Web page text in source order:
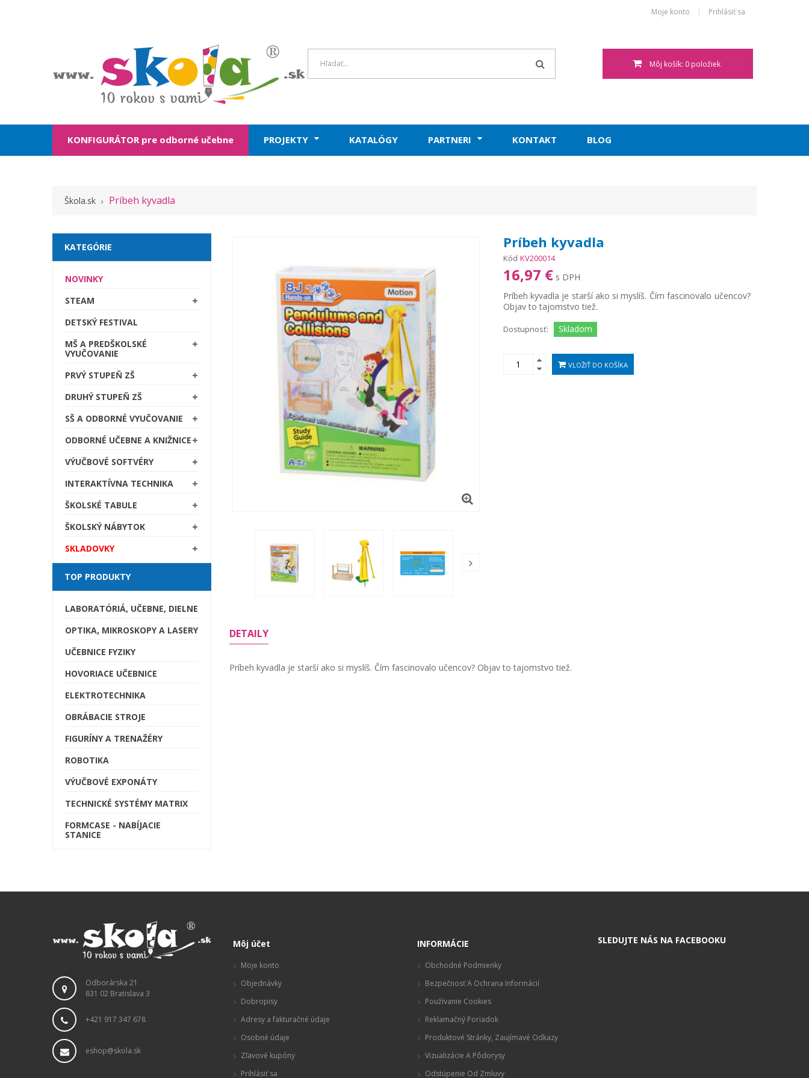
Moje konto Prihlásiť sa
Môj košík: 0 položiek
KONFIGURÁTOR pre odborné učebne PROJEKTY KATALÓGY PARTNERI KONTAKT BLOG
Škola.sk Príbeh kyvadla
KATEGÓRIE
NOVINKY
STEAM
DETSKÝ FESTIVAL
MŠ A PREDŠKOLSKÉ
VYUČOVANIE
PRVÝ STUPEŇ ZŠ
DRUHÝ STUPEŇ ZŠ
SŠ A ODBORNÉ VYUČOVANIE
ODBORNÉ UČEBNE A KNIŽNICE
VÝUČBOVÉ SOFTVÉRY
INTERAKTÍVNA TECHNIKA
ŠKOLSKÉ TABULE
ŠKOLSKÝ NÁBYTOK
SKLADOVKY
TOP PRODUKTY
LABORATÓRIÁ, UČEBNE, DIELNE
OPTIKA, MIKROSKOPY A LASERY
UČEBNICE FYZIKY
HOVORIACE UČEBNICE
ELEKTROTECHNIKA
OBRÁBACIE STROJE
FIGURÍNY A TRENAŽÉRY
ROBOTIKA
VÝUČBOVÉ EXPONÁTY
TECHNICKÉ SYSTÉMY MATRIX
FORMCASE - NABÍJACIE
STANICE
Príbeh kyvadla
Kód KV200014
16,97 € s DPH
Príbeh kyvadla je starší ako si myslíš. Čím fascinovalo učencov?
Objav to tajomstvo tiež.
Dostupnosť: Skladom
VLOŽIŤ DO KOŠÍKA
DETAILY
Príbeh kyvadla je starší ako si myslíš. Čím fascinovalo učencov? Objav to tajomstvo tiež.
Odborárska 21
831 02 Bratislava 3
+421 917 347 678
eshop@skola.sk
Môj účet
Moje konto
Objednávky
Dobropisy
Adresy a fakturačné údaje
Osobné údaje
Zľavové kupóny
Prihlásiť sa
INFORMÁCIE
Obchodné Podmienky
Bezpečnosť A Ochrana Informácií
Používanie Cookies
Reklamačný Poriadok
Produktové Stránky, Zaujímavé Odkazy
Vizualizácie A Pôdorysy
Odstúpenie Od Zmluvy
SLEDUJTE NÁS NA FACEBOOKU